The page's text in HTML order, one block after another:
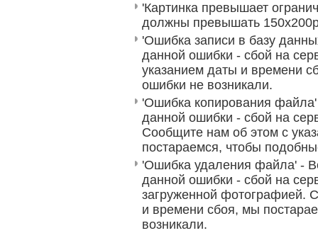
'Картинка превышает
должны превышать
'Ошибка записи в базу
данной ошибки - сбой на
указанием даты и времени
ошибки не возникали.
'Ошибка копирования
данной ошибки - сбой на
Сообщите нам об этом с
постараемся, чтобы
'Ошибка удаления файла' -
данной ошибки - сбой на
загруженной фотографией.
и времени сбоя, мы
возникали.